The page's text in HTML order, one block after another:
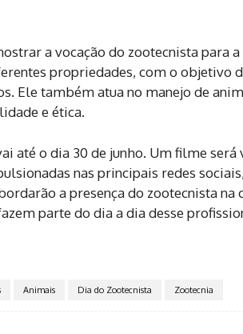
a vocação do zootecnista para
propriedades, com o objetivo
Ele também atua no manejo de
e ética.
até o dia 30 de junho. Um filme será
nas principais redes
a presença do zootecnista na
parte do dia a dia desse
Animais Dia do Zootecnista Zootecnia